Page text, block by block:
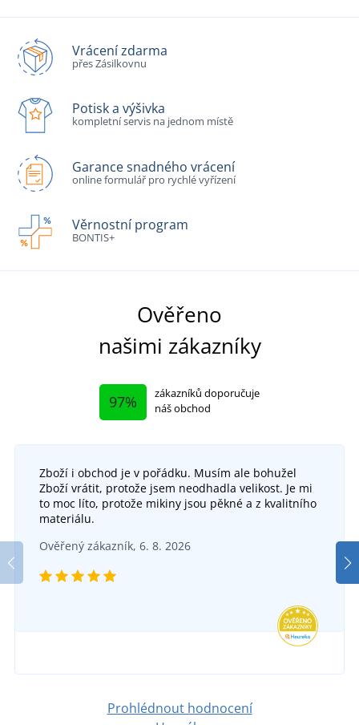
Vrácení zdarma
přes Zásilkovnu
Potisk a výšivka
kompletní servis na jednom místě
Garance snadného vrácení
online formulář pro rychlé vyřízení
Věrnostní program
BONTIS+
Ověřeno
našimi zákazníky
97%
zákazníků doporučuje
náš obchod
Zboží i obchod je v pořádku. Musím ale bohužel
Zboží vrátit, protože jsem neodhadla velikost. Je mi
to moc líto, protože mikiny jsou pěkné a z kvalitního
materiálu.
Ověřený zákazník, 6. 8. 2026
Prohlédnout hodnocení